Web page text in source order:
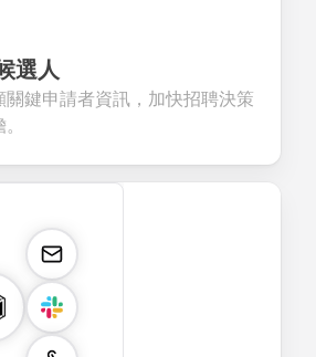
選人
鍵申請者資訊，加快招聘決策